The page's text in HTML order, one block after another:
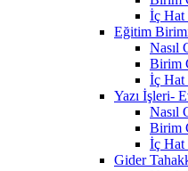
İç Hat
Eğitim
Nasıl
Birim
İç Hat
Yazı İşleri-
Nasıl
Birim
İç Hat
Gider